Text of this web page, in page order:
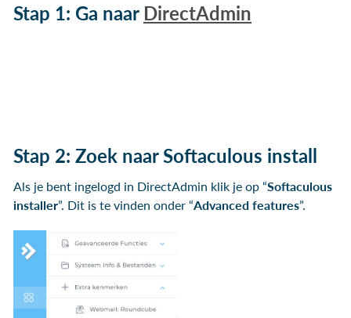
Stap 1: Ga naar DirectAdmin
Stap 2: Zoek naar Softaculous install
Als je bent ingelogd in DirectAdmin klik je op “Softaculous
installer”. Dit is te vinden onder “Advanced features”.